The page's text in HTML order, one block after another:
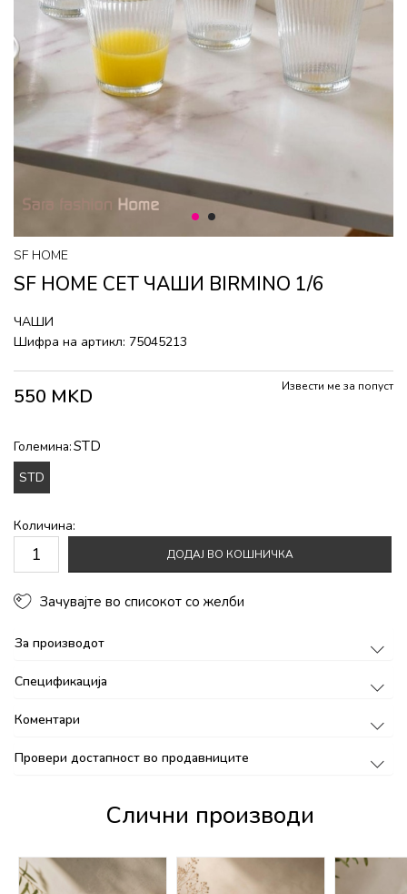
1 2
SF HOME
SF HOME СЕТ ЧАШИ BIRMINO 1/6
ЧАШИ
Шифра на артикл: 75045213
550 MKD Извести ме за попуст
Големина:STD
STD
Количина:
ДОДАЈ ВО КОШНИЧКА
Зачувајте во списокот со желби
За производот
Спецификација
Коментари
Провери достапност во продавниците
Слични производи